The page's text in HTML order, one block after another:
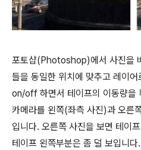
포토샵(Photoshop)에서 사진을
들을 동일한 위치에 맞추고 레이
on/off 하면서 테이프의 이동량을
카메라를 왼쪽(좌측 사진)과 오른
입니다. 오른쪽 사진을 보면 테이
테이프 왼쪽부분은 좀 덜 보입니